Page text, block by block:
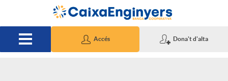
Salta al contingut principal
Accés Dona't d'alta